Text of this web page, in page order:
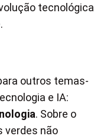
tecnológica
outros temas-
e IA:
. Sobre o
verdes não